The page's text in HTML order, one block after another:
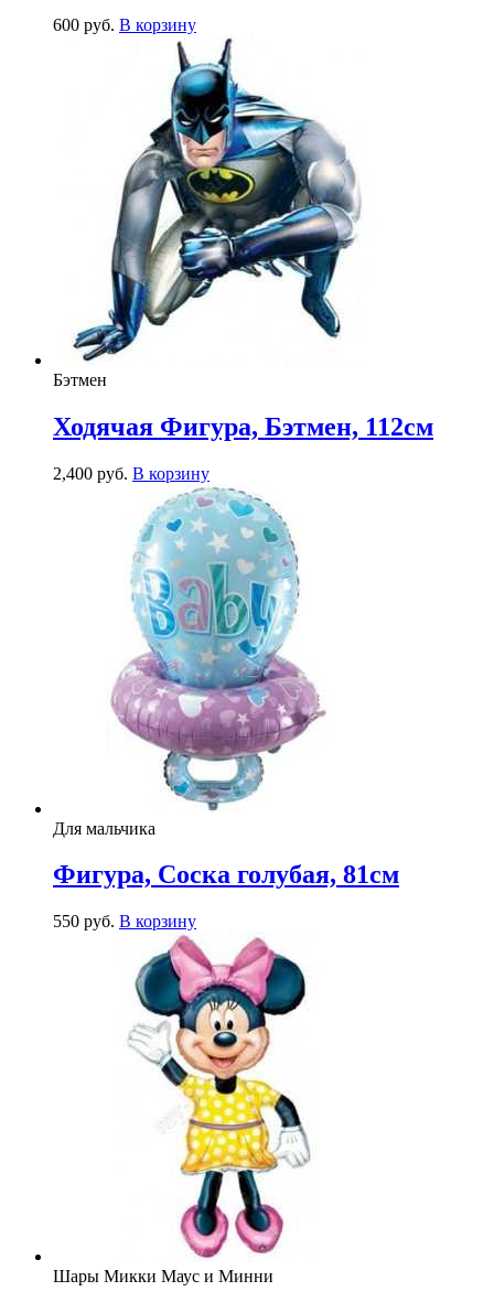
600 руб. В корзину
Бэтмен
Ходячая Фигура, Бэтмен, 112см
2,400 руб. В корзину
Для мальчика
Фигура, Соска голубая, 81см
550 руб. В корзину
Шары Микки Маус и Минни